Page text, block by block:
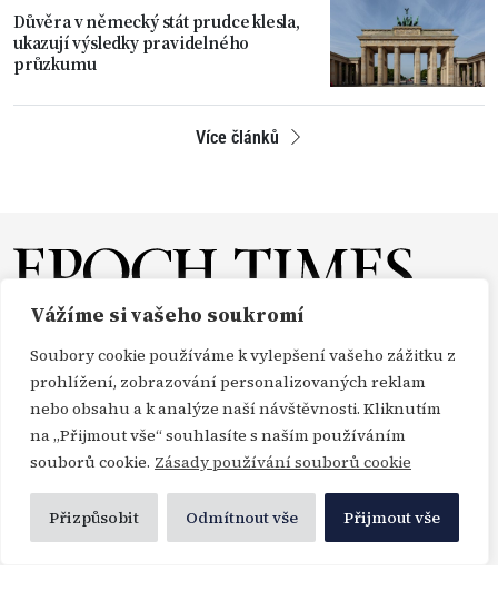
Vážíme si vašeho soukromí
Soubory cookie používáme k vylepšení vašeho zážitku z
prohlížení, zobrazování personalizovaných reklam
nebo obsahu a k analýze naší návštěvnosti. Kliknutím
na „Přijmout vše“ souhlasíte s naším používáním
souborů cookie. Zásady používání souborů cookie
Přizpůsobit Odmítnout vše Přijmout vše
Důvěra v německý stát prudce klesla,
ukazují výsledky pravidelného
průzkumu
Více článků
DARUJTE KONTAKT TISKOVÉ ZPRÁVY GDPR
OBCHODNÍ PODMÍNKY
Copyright Epoch Times ČR © 2000-2026
Všechna práva vyhrazena. Publikování nebo další šíření zpráv a fotografií ze zdrojů
Profimedia, Getty Images a Envato je bez předchozího písemného souhlasu těchto